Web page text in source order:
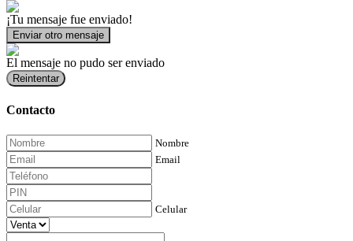
¡Tu mensaje fue enviado!
Enviar otro mensaje
El mensaje no pudo ser enviado
Reintentar
Contacto
Nombre
Email
Celular